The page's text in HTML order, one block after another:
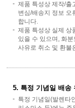
제품 특성상 제작/출
변심/배송지 정보 오
합니다.
제품 특성상 실제 상
있을 수 있으며, 화
사유로 취소 및 환불
5. 특정 기념일 배송
특정 기념일(발렌타